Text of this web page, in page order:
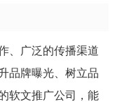
、广泛的传播渠道
品牌曝光、树立品
软文推广公司，能